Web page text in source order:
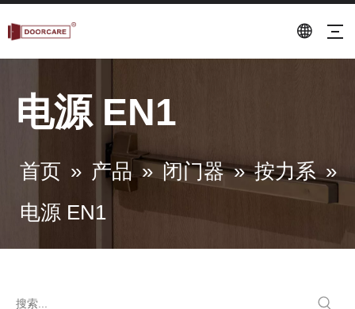
电源 EN1
首页 » 产品 »闭门器 »按力系 »
电源 EN1